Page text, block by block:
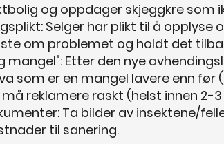
og oppdager skjeggkre som
Selger har plikt til å opplyse
om problemet og holdt det
mangel": Etter den nye
som er en mangel lavere enn før
må reklamere raskt (helst innen 2-
Ta bilder av insektene/
til sanering.